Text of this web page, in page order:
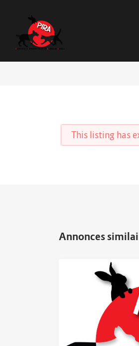
This listing has